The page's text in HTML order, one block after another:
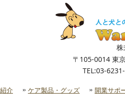
〒105-0014 東
TEL:03-
介 ケア製品・グッズ 開業サポ